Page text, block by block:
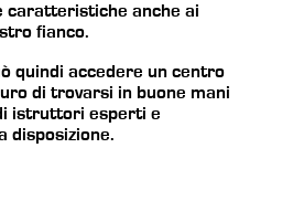
caratteristiche anche ai
fianco.
quindi accedere un centro
di trovarsi in buone mani
istruttori esperti e
disposizione.